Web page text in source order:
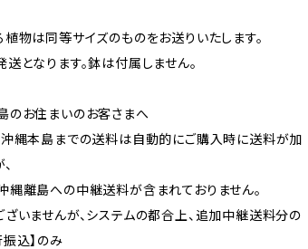
物は同等サイズのものをお送りいたします。
となります。鉢は付属しません。
のお住まいのお客さまへ
沖縄本島までの送料は自動的にご購入時に送料が加
縄離島への中継送料が含まれておりません。
いませんが、システムの都合上、追加中継送料分の
込】のみ